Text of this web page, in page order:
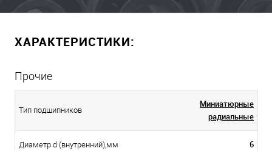
ХАРАКТЕРИСТИКИ:
Прочие
Тип подшипников
Миниатюрные
радиальные
Диаметр d (внутренний),мм 6